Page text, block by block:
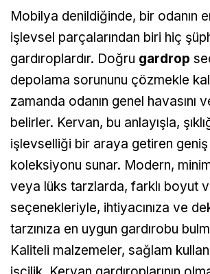
Mobilya denildiğinde, bir odanın
işlevsel parçalarından biri hiç
gardıroplardır. Doğru gardrop
depolama sorununu çözmekle
zamanda odanın genel havasını
belirler. Kervan, bu anlayışla,
işlevselliği bir araya getiren
koleksiyonu sunar. Modern,
veya lüks tarzlarda, farklı boyut
seçenekleriyle, ihtiyacınıza ve
tarzınıza en uygun gardırobu
Kaliteli malzemeler, sağlam